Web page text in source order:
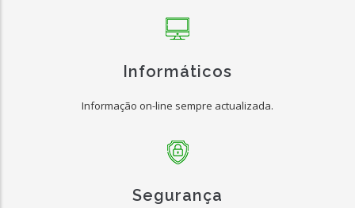
Informáticos
Informação on-line sempre actualizada.
Segurança